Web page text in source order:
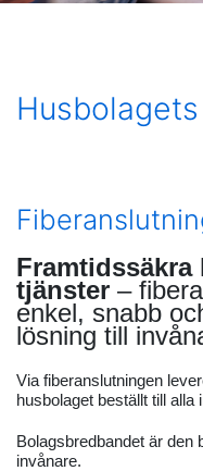
tjänster –
enkel, snabb
lösning till
Via fiberanslutningen
husbolaget beställt till alla
Bolagsbredbandet är den
invånare.